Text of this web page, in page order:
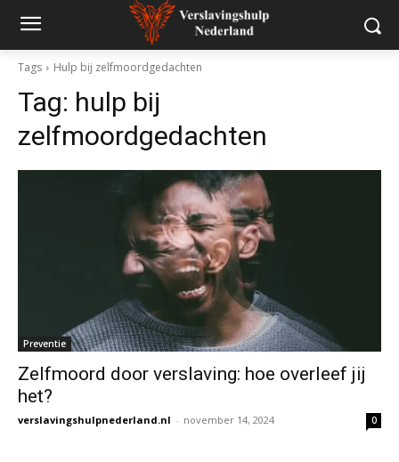
Tags Hulp bij zelfmoordgedachten
Tag: hulp bij
zelfmoordgedachten
Preventie
Zelfmoord door verslaving: hoe overleef jij
het?
verslavingshulpnederland.nl - november 14, 2024 0